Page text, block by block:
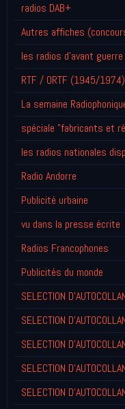
radios DAB+
Autres affiches
les radios d'avant guerre
RTF / ORTF (1945/1974)
La semaine
spéciale "fabricants et
les radios nationales
Radio Andorre
Publicité urbaine
vu dans la presse écrite
Radios Francophones
Publicités du monde
SELECTION
SELECTION
SELECTION
SELECTION
SELECTION